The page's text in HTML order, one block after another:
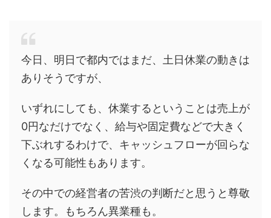
今日、明日で都内ではまだ、土日休業の動きは
ありそうですが、
いずれにしても、休業するということは売上が
0円なだけでなく、給与や固定費などで大きく
下ぶれするわけで、キャッシュフローが回らな
くなる可能性もあります。
その中での経営者の苦渋の判断だと思うと尊敬
します。もちろん異業種も。